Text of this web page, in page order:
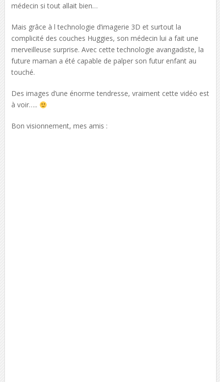
médecin si tout allait bien…
Mais grâce à l technologie d’imagerie 3D et surtout la
complicité des couches Huggies, son médecin lui a fait une
merveilleuse surprise. Avec cette technologie avangadiste, la
future maman a été capable de palper son futur enfant au
touché.
Des images d’une énorme tendresse, vraiment cette vidéo est
à voir…..
Bon visionnement, mes amis :